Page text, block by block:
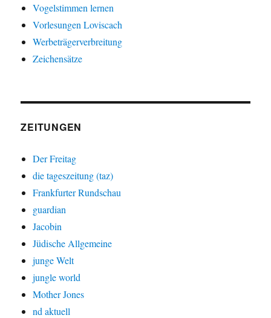
Vogelstimmen lernen
Vorlesungen Loviscach
Werbeträgerverbreitung
Zeichensätze
ZEITUNGEN
Der Freitag
die tageszeitung (taz)
Frankfurter Rundschau
guardian
Jacobin
Jüdische Allgemeine
junge Welt
jungle world
Mother Jones
nd aktuell